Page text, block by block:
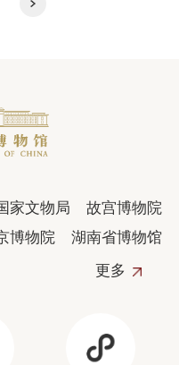
家文物局
故宫博物院
博物院
湖南省博物馆
更多